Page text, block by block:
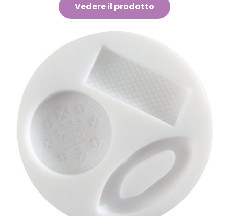
Vedere il prodotto